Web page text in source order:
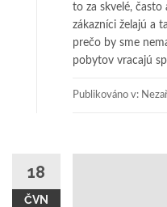
to za skvelé, často
zákazníci želajú a
prečo by sme
pobytov vracajú
Publikováno v:
18
ČVN